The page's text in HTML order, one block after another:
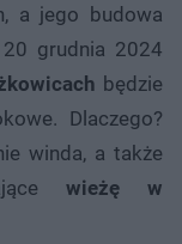
a jego budowa
grudnia 2024
będzie
Dlaczego?
winda, a także
wieżę w